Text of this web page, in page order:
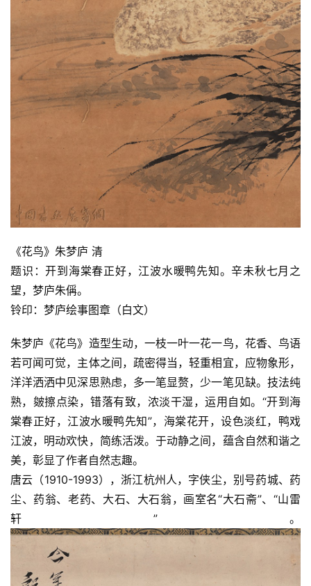
《花鸟》朱梦庐 清
题识：开到海棠春正好，江波水暖鸭先知。辛未秋七月之
望，梦庐朱偁。
铃印：梦庐绘事图章（白文）
朱梦庐《花鸟》造型生动，一枝一叶一花一鸟，花香、鸟语
若可闻可觉，主体之间，疏密得当，轻重相宜，应物象形，
洋洋洒洒中见深思熟虑，多一笔显赘，少一笔见缺。技法纯
熟，皴擦点染，错落有致，浓淡干湿，运用自如。“开到海
棠春正好，江波水暖鸭先知”，海棠花开，设色淡红，鸭戏
江波，明动欢快，简练活泼。于动静之间，蕴含自然和谐之
美，彰显了作者自然志趣。
唐云（1910-1993），浙江杭州人，字侠尘，别号药城、药
尘、药翁、老药、大石、大石翁，画室名“大石斋”、“山雷
轩”。